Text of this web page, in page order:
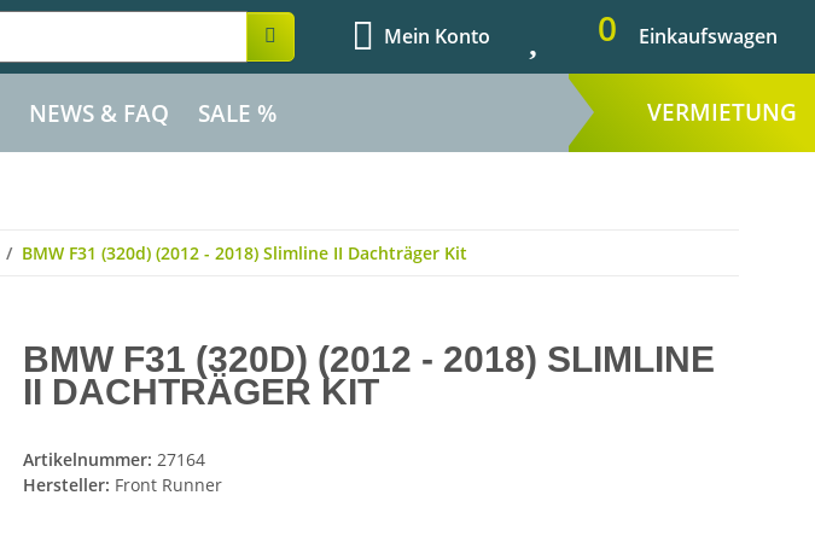
Mein Konto 0 Einkaufswagen
NEWS & FAQ SALE % VERMIETUNG
BMW F31 (320d) (2012 - 2018) Slimline II Dachträger Kit
BMW F31 (320D) (2012 - 2018) SLIMLINE
II DACHTRÄGER KIT
Artikelnummer: 27164
Hersteller: Front Runner